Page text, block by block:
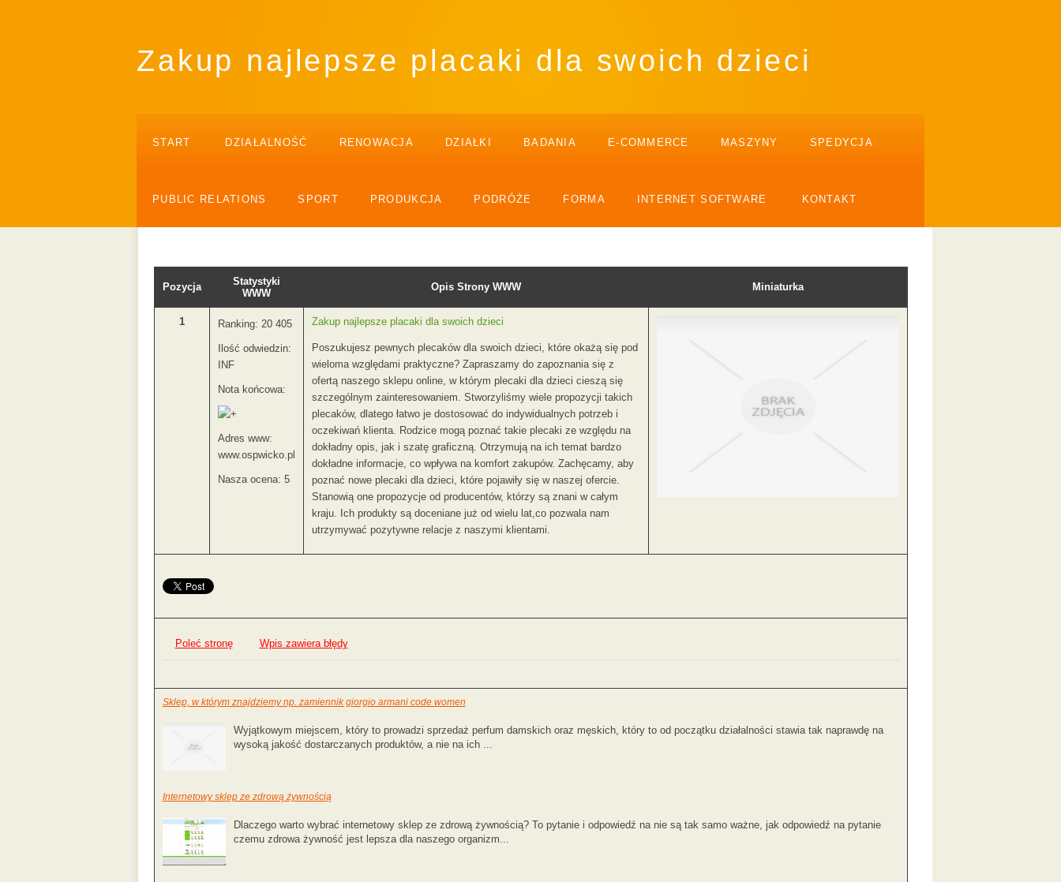
Zakup najlepsze placaki dla swoich dzieci
START DZIAŁALNOŚĆ RENOWACJA DZIAŁKI BADANIA E-COMMERCE MASZYNY SPEDYCJA
PUBLIC RELATIONS SPORT PRODUKCJA PODRÓŻE FORMA INTERNET SOFTWARE KONTAKT
Pozycja
Statystyki
WWW
Opis Strony WWW Miniaturka
1 Ranking: 20 405
Ilość odwiedzin:
INF
Nota końcowa:
Adres www:
www.ospwicko.pl
Nasza ocena: 5
Zakup najlepsze placaki dla swoich dzieci
Poszukujesz pewnych plecaków dla swoich dzieci, które okażą się pod
wieloma względami praktyczne? Zapraszamy do zapoznania się z
ofertą naszego sklepu online, w którym plecaki dla dzieci cieszą się
szczególnym zainteresowaniem. Stworzyliśmy wiele propozycji takich
plecaków, dlatego łatwo je dostosować do indywidualnych potrzeb i
oczekiwań klienta. Rodzice mogą poznać takie plecaki ze względu na
dokładny opis, jak i szatę graficzną. Otrzymują na ich temat bardzo
dokładne informacje, co wpływa na komfort zakupów. Zachęcamy, aby
poznać nowe plecaki dla dzieci, które pojawiły się w naszej ofercie.
Stanowią one propozycje od producentów, którzy są znani w całym
kraju. Ich produkty są doceniane już od wielu lat,co pozwala nam
utrzymywać pozytywne relacje z naszymi klientami.
Poleć stronę Wpis zawiera błędy
Sklep, w którym znajdziemy np. zamiennik giorgio armani code women
Wyjątkowym miejscem, który to prowadzi sprzedaż perfum damskich oraz męskich, który to od początku działalności stawia tak naprawdę na
wysoką jakość dostarczanych produktów, a nie na ich ...
Internetowy sklep ze zdrową żywnością
Dlaczego warto wybrać internetowy sklep ze zdrową żywnością? To pytanie i odpowiedź na nie są tak samo ważne, jak odpowiedź na pytanie
czemu zdrowa żywność jest lepsza dla naszego organizm...